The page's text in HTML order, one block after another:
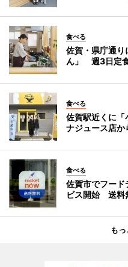
食べる
佐賀・県庁通り
ん」 週3日定
食べる
佐賀駅近くに
ナジュース店か
食べる
佐賀市でフード
ビス開始 送料
も